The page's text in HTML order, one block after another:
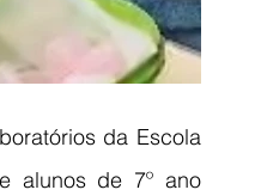
da Escola
alunos de 7º ano